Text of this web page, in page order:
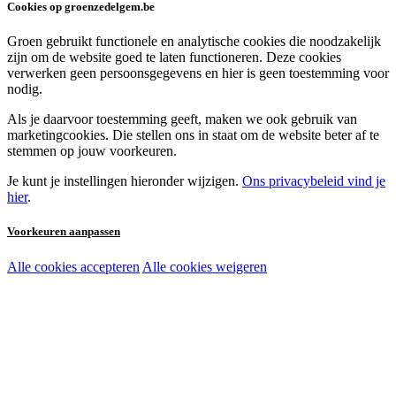
Cookies op groenzedelgem.be
Groen gebruikt functionele en analytische cookies die noodzakelijk
zijn om de website goed te laten functioneren. Deze cookies
verwerken geen persoonsgegevens en hier is geen toestemming voor
nodig.
Als je daarvoor toestemming geeft, maken we ook gebruik van
marketingcookies. Die stellen ons in staat om de website beter af te
stemmen op jouw voorkeuren.
Je kunt je instellingen hieronder wijzigen. Ons privacybeleid vind je
hier.
Voorkeuren aanpassen
Noodzakelijke cookies:
Alle cookies accepteren Alle cookies weigeren